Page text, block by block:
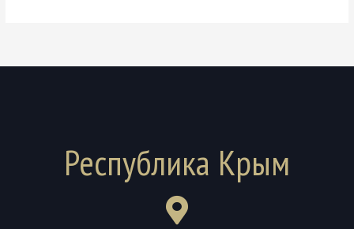
Республика Крым